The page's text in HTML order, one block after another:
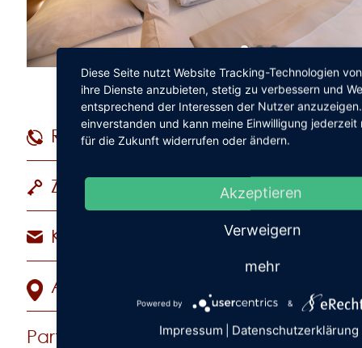
Reservierungshotline
Zimmer & Suiten
Kontakt
Anreise
Partner werden
Diese Seite nutzt Website Tracking-Technologien
ihre Dienste anzubieten, stetig zu verbessern und
entsprechend der Interessen der Nutzer
einverstanden und kann meine Einwilligung jederzeit
für die Zukunft widerrufen oder ändern.
Akzeptieren
Verweigern
mehr
Powered by &
Impressum Datenschutzerklärung